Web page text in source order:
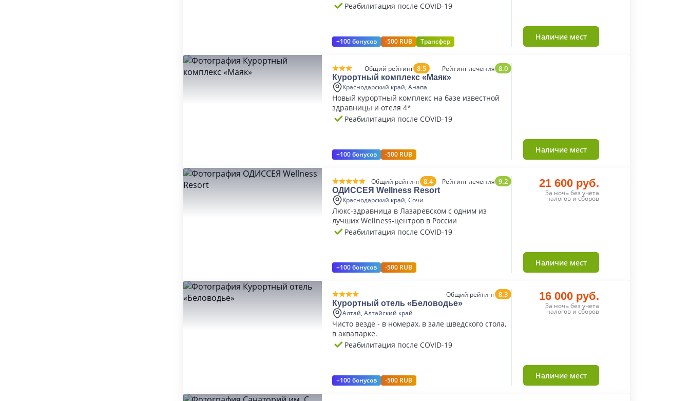
Реабилитация после COVID-19
+100 бонусов -500 RUB Трансфер Наличие мест
Общий рейтинг 8.5 Рейтинг лечения 8.0
Курортный комплекс «Маяк»
Краснодарский край, Анапа
Новый курортный комплекс на базе известной
здравницы и отеля 4*
Реабилитация после COVID-19
+100 бонусов -500 RUB Наличие мест
Общий рейтинг 8.4 Рейтинг лечения 9.2
ОДИССЕЯ Wellness Resort
Краснодарский край, Сочи
Люкс-здравница в Лазаревском с одним из
лучших Wellness-центров в России
Реабилитация после COVID-19
+100 бонусов -500 RUB
21 600 руб.
За ночь без учета
налогов и сборов
Наличие мест
Общий рейтинг 8.3
Курортный отель «Беловодье»
Алтай, Алтайский край
Чисто везде - в номерах, в зале шведского стола,
в аквапарке.
Реабилитация после COVID-19
+100 бонусов -500 RUB
16 000 руб.
За ночь без учета
налогов и сборов
Наличие мест